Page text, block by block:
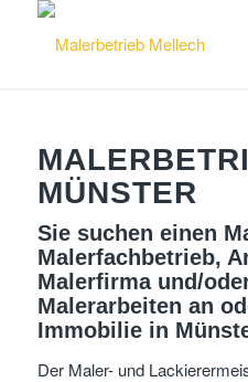
MÜNSTER
Sie suchen einen
Malerfachbetrieb,
Malerfirma und/
Malerarbeiten an
Immobilie in
Der Maler- und